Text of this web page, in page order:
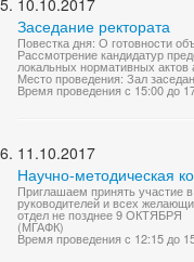
10.10.2017
Заседание ректората
Повестка дня: О готовности
Рассмотрение кандидатур
локальных нормативных
Место проведения: Зал
Время проведения с 15:00 до
11.10.2017
Научно-методическая
Приглашаем принять участие
руководителей и всех
отдел не позднее 9 ОКТЯБРЯ
(МГАФК)
Время проведения с 12:15 до